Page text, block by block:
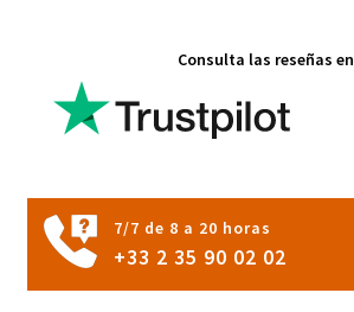
Consulta las reseñas en
7/7 de 8 a 20 horas
+33 2 35 90 02 02